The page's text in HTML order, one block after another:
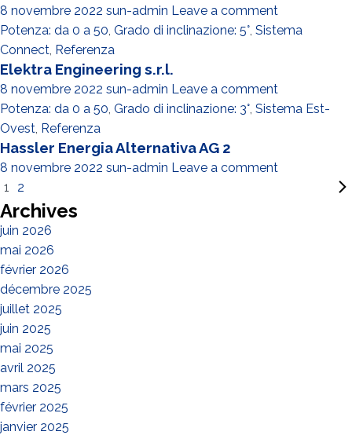
8 novembre 2022 sun-admin Leave a comment
Potenza: da 0 a 50, Grado di inclinazione: 5°, Sistema
Connect, Referenza
Elektra Engineering s.r.l.
8 novembre 2022 sun-admin Leave a comment
Potenza: da 0 a 50, Grado di inclinazione: 3°, Sistema Est-
Ovest, Referenza
Hassler Energia Alternativa AG 2
8 novembre 2022 sun-admin Leave a comment
1
2
Archives
juin 2026
mai 2026
février 2026
décembre 2025
juillet 2025
juin 2025
mai 2025
avril 2025
mars 2025
février 2025
janvier 2025